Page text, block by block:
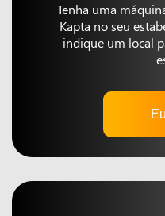
Tenha uma
Kapta no seu
indique um local